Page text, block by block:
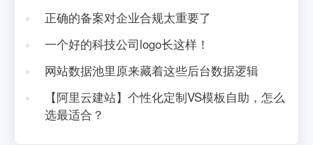
正确的备案对企业合规太重要了
一个好的科技公司logo长这样！
网站数据池里原来藏着这些后台数据逻辑
【阿里云建站】个性化定制VS模板自助，怎么
选最适合？